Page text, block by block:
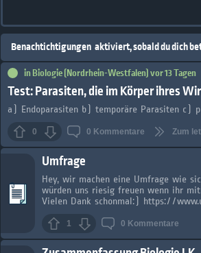
Benachtichtigungen aktiviert, sobald du dich
inBiologie (Nordrhein-Westfalen)vor 13 Tagen
Test: Parasiten, die im Körper ihres
a) Endoparasiten b) temporäre Parasiten c)
0 0 Kommentare Zum
Umfrage
Hey, wir machen eine Umfrage wie
würden uns riesig freuen wenn ihr
Vielen Dank schonmal:) https://
1 0 Kommentare